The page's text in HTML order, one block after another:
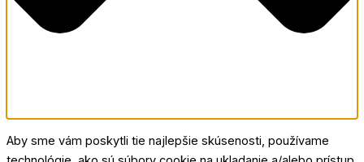
Aby sme vám poskytli tie najlepšie skúsenosti, používame